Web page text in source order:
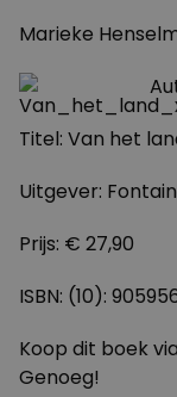
Marieke
Titel: Van het
Uitgever:
Prijs: € 27,90
ISBN: (10):
Koop dit boek
Genoeg!